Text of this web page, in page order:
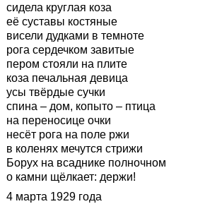
сидела круглая коза
её суставы костяные
висели дудками в темноте
рога сердечком завитые
пером стояли на плите
коза печальная девица
усы твёрдые сучки
спина – дом, копыто – птица
на переносице очки
несёт рога на поле ржи
в коленях мечутся стрижи
Борух на всаднике полночном
о камни щёлкает: держи!
4 марта 1929 года